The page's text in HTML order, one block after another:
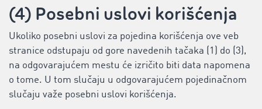
(4) Posebni uslovi korišćenja
Ukoliko posebni uslovi za pojedina korišćenja ove veb
stranice odstupaju od gore navedenih tačaka (1) do (3),
na odgovarajućem mestu će izričito biti data napomena
o tome. U tom slučaju u odgovarajućem pojedinačnom
slučaju važe posebni uslovi korišćenja.